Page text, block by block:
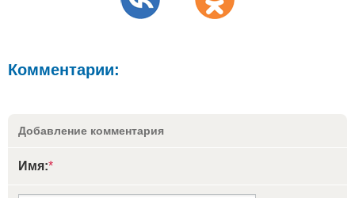
Комментарии:
Добавление комментария
Имя:*